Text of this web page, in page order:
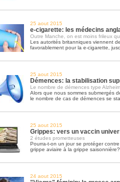
25 aout 2015
e-cigarette: les médecins
Outre Manche, on est moins frileux
Les autorités britanniques viennent
favorablement pour la e-cigarette,
25 aout 2015
Démences: la stabilisation
Le nombre de démences type
Alors que nous sommes submergés
le nombre de cas de démences se
25 aout 2015
Grippes: vers un vaccin
2 études prometteuses
Pourra-t-on un jour se protéger
grippe aviaire à la grippe
24 aout 2015